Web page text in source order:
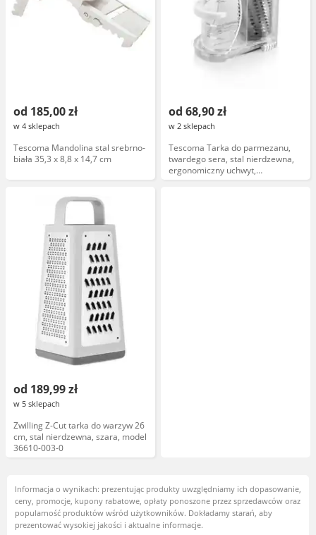
od 185,00 zł
w 4 sklepach
Tescoma Mandolina stal srebrno-
biała 35,3 x 8,8 x 14,7 cm
od 68,90 zł
w 2 sklepach
Tescoma Tarka do parmezanu,
twardego sera, stal nierdzewna,
ergonomiczny uchwyt,
dwustronna, 15 cm
od 189,99 zł
w 5 sklepach
Zwilling Z-Cut tarka do warzyw 26
cm, stal nierdzewna, szara, model
36610-003-0
Informacja o wynikach: prezentując produkty uwzględniamy ich dopasowanie,
ceny, promocje, kupony rabatowe, opłaty ponoszone przez sprzedawców oraz
popularność produktów wśród użytkowników. Dokładamy starań, aby
prezentować wysokiej jakości i aktualne informacje.